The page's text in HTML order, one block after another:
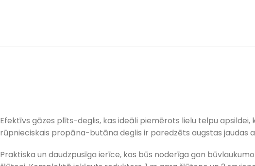
Efektīvs gāzes plīts-deglis, kas ideāli piemērots lielu telpu
rūpnieciskais propāna-butāna deglis ir paredzēts augstas jaudas
Praktiska un daudzpusīga ierīce, kas būs noderīga gan